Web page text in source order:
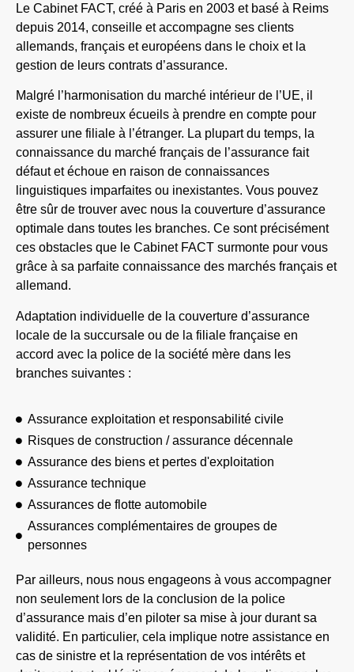
Le Cabinet FACT, créé à Paris en 2003 et basé à Reims
depuis 2014, conseille et accompagne ses clients
allemands, français et européens dans le choix et la
gestion de leurs contrats d’assurance.
Malgré l’harmonisation du marché intérieur de l’UE, il
existe de nombreux écueils à prendre en compte pour
assurer une filiale à l’étranger. La plupart du temps, la
connaissance du marché français de l’assurance fait
défaut et échoue en raison de connaissances
linguistiques imparfaites ou inexistantes. Vous pouvez
être sûr de trouver avec nous la couverture d’assurance
optimale dans toutes les branches. Ce sont précisément
ces obstacles que le Cabinet FACT surmonte pour vous
grâce à sa parfaite connaissance des marchés français et
allemand.
Adaptation individuelle de la couverture d’assurance
locale de la succursale ou de la filiale française en
accord avec la police de la société mère dans les
branches suivantes :
Assurance exploitation et responsabilité civile
Risques de construction / assurance décennale
Assurance des biens et pertes d'exploitation
Assurance technique
Assurances de flotte automobile
Assurances complémentaires de groupes de
personnes
Par ailleurs, nous nous engageons à vous accompagner
non seulement lors de la conclusion de la police
d’assurance mais d’en piloter sa mise à jour durant sa
validité. En particulier, cela implique notre assistance en
cas de sinistre et la représentation de vos intérêts et